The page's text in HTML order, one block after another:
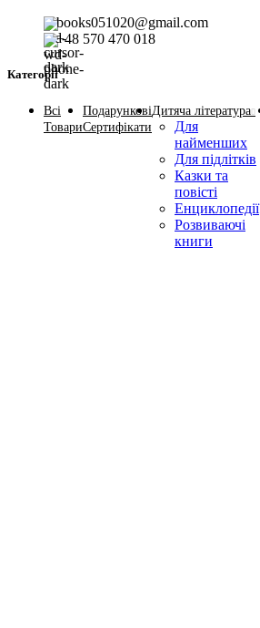
books051020@gmail.com
+48 570 470 018
Категорії
Всі
Товари
Подарункові
Сертифікати
Дитяча література
Для
найменших
Для підлітків
Казки та
повісті
Енциклопедії
Розвиваючі
книги